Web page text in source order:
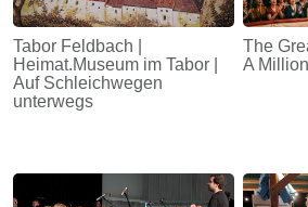
Tabor Feldbach |
Heimat.Museum im Tabor |
Auf Schleichwegen
unterwegs
The
A